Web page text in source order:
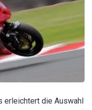
erleichtert die Auswahl